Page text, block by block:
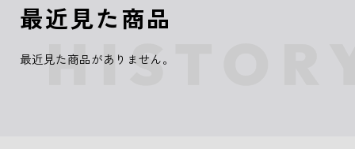
最近見た商品
最近見た商品がありません。